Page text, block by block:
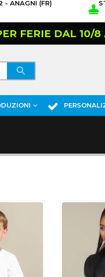
- ANAGNI (FR)
FERIE DAL 10/8